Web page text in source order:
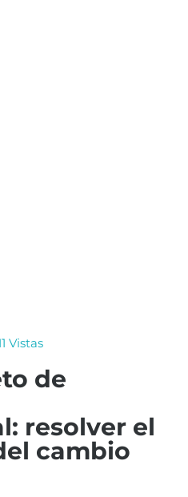
Vistas
de
resolver el
cambio